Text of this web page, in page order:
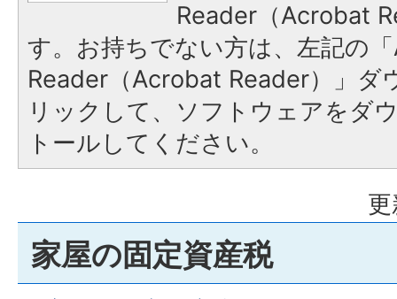
Reader（Acrobat
す。お持ちでない方は、左記の
Reader（Acrobat Reader）」ダ
リックして、ソフトウェアをダ
トールしてください。
家屋の固定資産税